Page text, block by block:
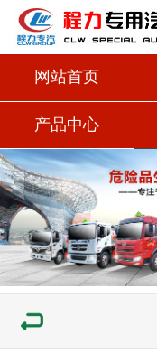
网站首页
产品中心